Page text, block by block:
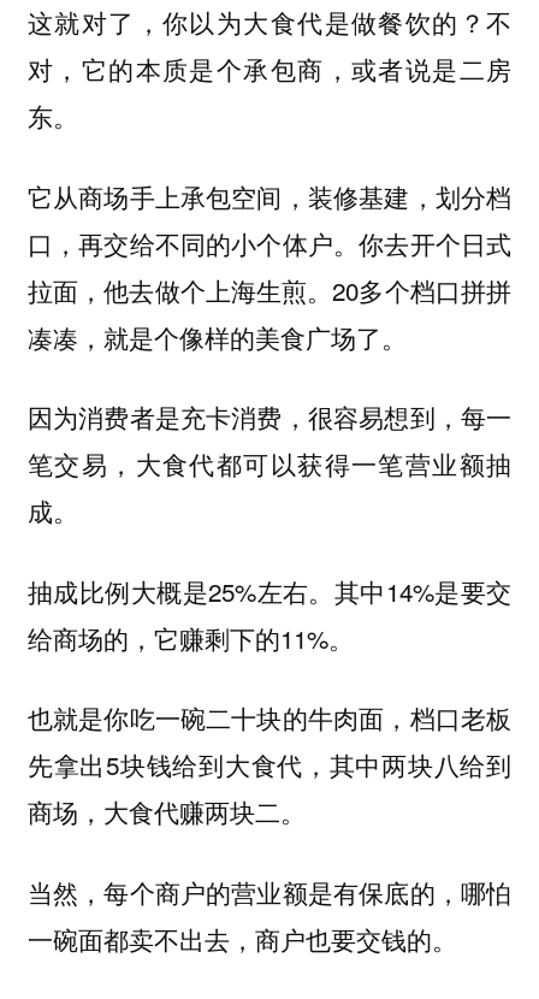
这就对了，你以为大食代是做餐饮的？不
对，它的本质是个承包商，或者说是二房
东。
它从商场手上承包空间，装修基建，划分档
口，再交给不同的小个体户。你去开个日式
拉面，他去做个上海生煎。20多个档口拼拼
凑凑，就是个像样的美食广场了。
因为消费者是充卡消费，很容易想到，每一
笔交易，大食代都可以获得一笔营业额抽
成。
抽成比例大概是25%左右。其中14%是要交
给商场的，它赚剩下的11%。
也就是你吃一碗二十块的牛肉面，档口老板
先拿出5块钱给到大食代，其中两块八给到
商场，大食代赚两块二。
当然，每个商户的营业额是有保底的，哪怕
一碗面都卖不出去，商户也要交钱的。